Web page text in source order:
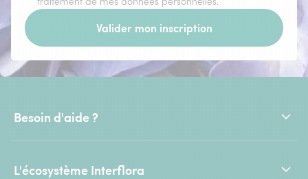
Valider mon inscription
Besoin d'aide ?
L'écosystème Interflora